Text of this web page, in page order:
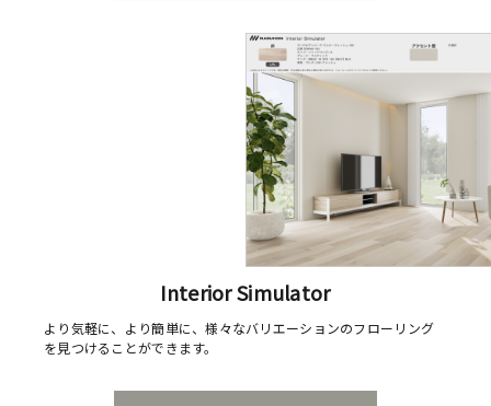
Interior Simulator
より気軽に、より簡単に、様々なバリエーションのフローリング
を見つけることができます。